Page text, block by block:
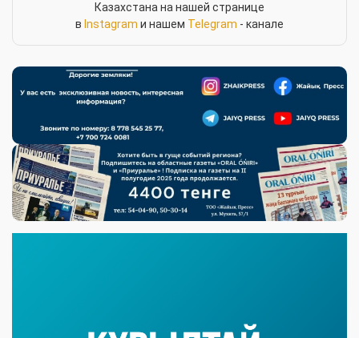
Казахстана на нашей странице
в Instagram и нашем Telegram - канале